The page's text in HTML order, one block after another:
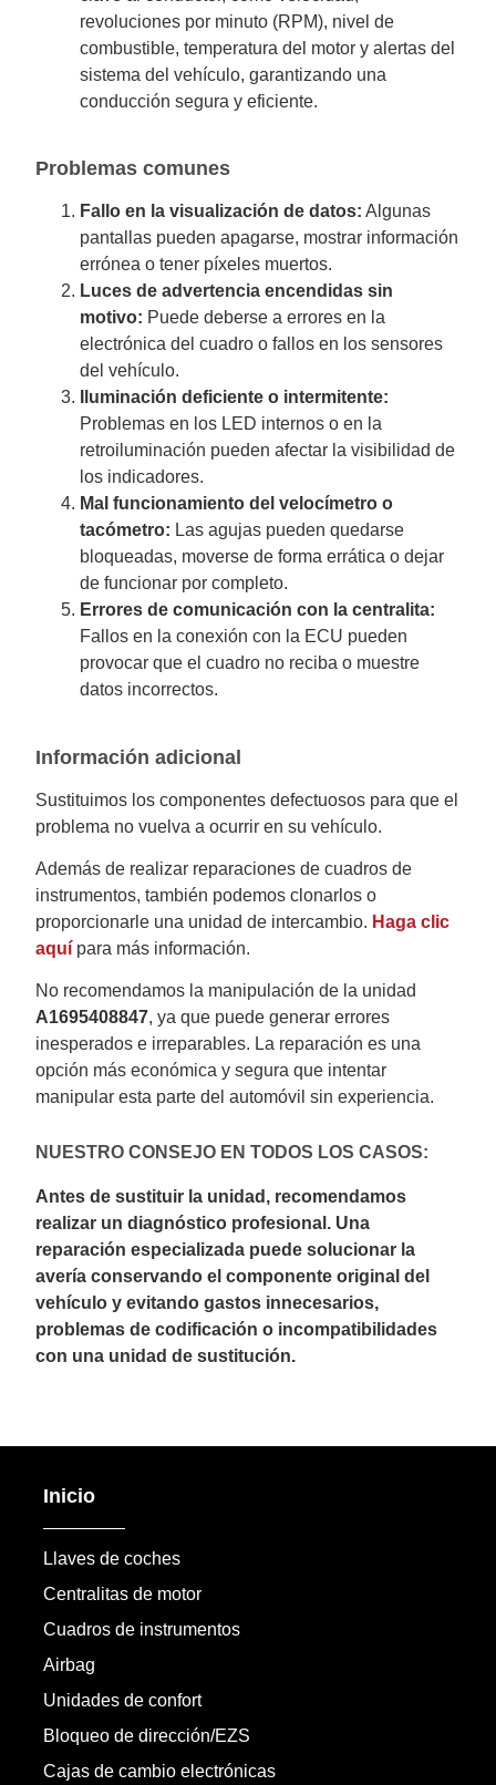
revoluciones por minuto (RPM), nivel de
combustible, temperatura del motor y alertas del
sistema del vehículo, garantizando una
conducción segura y eficiente.
Problemas comunes
Fallo en la visualización de datos: Algunas
pantallas pueden apagarse, mostrar información
errónea o tener píxeles muertos.
Luces de advertencia encendidas sin
motivo: Puede deberse a errores en la
electrónica del cuadro o fallos en los sensores
del vehículo.
Iluminación deficiente o intermitente:
Problemas en los LED internos o en la
retroiluminación pueden afectar la visibilidad de
los indicadores.
Mal funcionamiento del velocímetro o
tacómetro: Las agujas pueden quedarse
bloqueadas, moverse de forma errática o dejar
de funcionar por completo.
Errores de comunicación con la centralita:
Fallos en la conexión con la ECU pueden
provocar que el cuadro no reciba o muestre
datos incorrectos.
Información adicional
Sustituimos los componentes defectuosos para que el
problema no vuelva a ocurrir en su vehículo.
Además de realizar reparaciones de cuadros de
instrumentos, también podemos clonarlos o
proporcionarle una unidad de intercambio. Haga clic
aquí para más información.
No recomendamos la manipulación de la unidad
A1695408847, ya que puede generar errores
inesperados e irreparables. La reparación es una
opción más económica y segura que intentar
manipular esta parte del automóvil sin experiencia.
NUESTRO CONSEJO EN TODOS LOS CASOS:
Antes de sustituir la unidad, recomendamos
realizar un diagnóstico profesional. Una
reparación especializada puede solucionar la
avería conservando el componente original del
vehículo y evitando gastos innecesarios,
problemas de codificación o incompatibilidades
con una unidad de sustitución.
Inicio
Llaves de coches
Centralitas de motor
Cuadros de instrumentos
Airbag
Unidades de confort
Bloqueo de dirección/EZS
Cajas de cambio electrónicas